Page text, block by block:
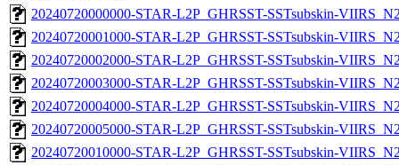
20240720000000-STAR-L2P_GHRSST-SSTsubskin-
20240720001000-STAR-L2P_GHRSST-SSTsubskin-
20240720002000-STAR-L2P_GHRSST-SSTsubskin-
20240720003000-STAR-L2P_GHRSST-SSTsubskin-
20240720004000-STAR-L2P_GHRSST-SSTsubskin-
20240720005000-STAR-L2P_GHRSST-SSTsubskin-
20240720010000-STAR-L2P_GHRSST-SSTsubskin-